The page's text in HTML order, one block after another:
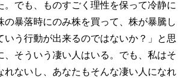
。でも、ものすごく理性を保って冷静に
の暴落時にのみ株を買って、株が暴騰し
いう行動が出来るのではないか？」と思
、そういう凄い人はいる。でも、私はそ
れないし、あなたもそんな凄い人になれ